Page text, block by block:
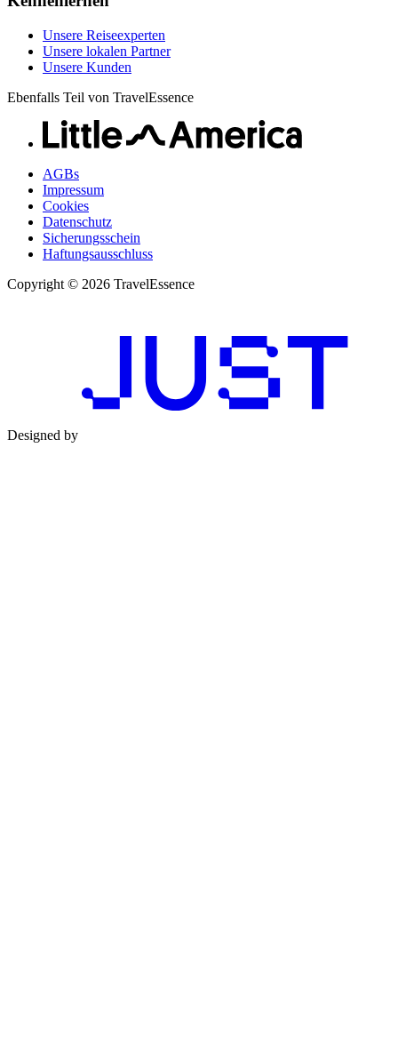
Unsere Reiseexperten
Unsere lokalen Partner
Unsere Kunden
Ebenfalls Teil von TravelEssence
AGBs
Impressum
Cookies
Datenschutz
Sicherungsschein
Haftungsausschluss
Copyright © 2026 TravelEssence
Designed by